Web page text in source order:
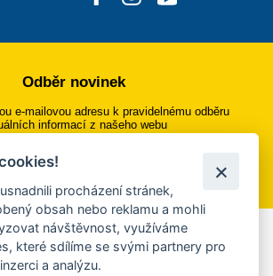
Odběr novinek
e-mailovou adresu k pravidelnému odběru
informací z našeho webu
Přihlásit se k odběru
Mobilní rozhlas
do svého mobilu či mailu upozornění na
procházení stránek,
obsah nebo reklamu a mohli
návštěvnost, využíváme
které sdílíme se svými partnery pro
a analýzu.